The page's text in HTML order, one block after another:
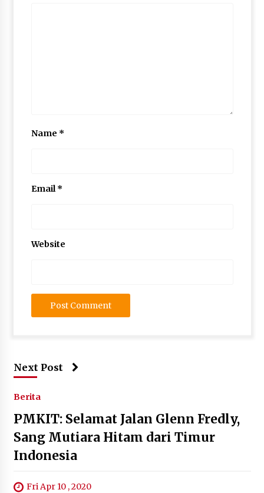
Name *
Email*
Website
Next Post
Berita
PMKIT: Selamat Jalan Glenn Fredly,
Sang Mutiara Hitam dari Timur
Indonesia
Fri Apr 10 , 2020